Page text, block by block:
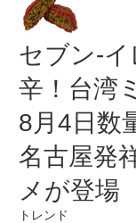
セブン-
辛！台湾
8月4日数
名古屋発
メが登場
トレンド